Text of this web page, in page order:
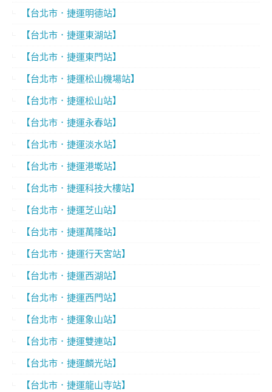
【台北市．捷運明德站】
【台北市．捷運東湖站】
【台北市．捷運東門站】
【台北市．捷運松山機場站】
【台北市．捷運松山站】
【台北市．捷運永春站】
【台北市．捷運淡水站】
【台北市．捷運港墘站】
【台北市．捷運科技大樓站】
【台北市．捷運芝山站】
【台北市．捷運萬隆站】
【台北市．捷運行天宮站】
【台北市．捷運西湖站】
【台北市．捷運西門站】
【台北市．捷運象山站】
【台北市．捷運雙連站】
【台北市．捷運麟光站】
【台北市．捷運龍山寺站】